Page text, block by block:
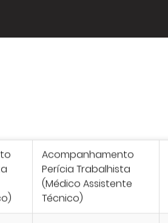
Acompanhamento
Perícia Trabalhista
(Médico Assistente
Técnico)